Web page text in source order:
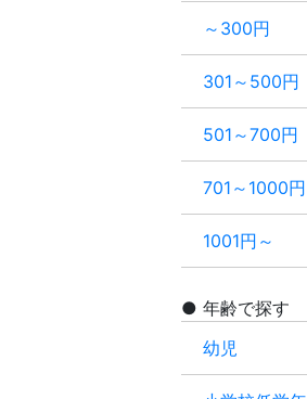
～300円
301～500円
501～700円
701～1000円
1001円～
年齢で探す
幼児